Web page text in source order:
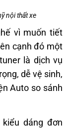
nội thất xe
vì muốn tiết
cạnh đó một
là dịch vụ
dễ vệ sinh,
Auto so sánh
dáng đơn